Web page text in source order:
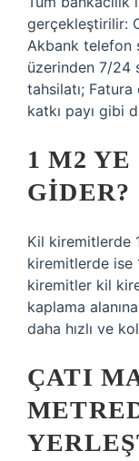
gerçekleştirilir:
Akbank telefon
üzerinden 7/24
tahsilatı;
katkı payı gibi
1 M2
GIDER?
Kil kiremitlerde
kiremitlerde ise
kiremitler kil
kaplama
daha hızlı ve
ÇATI